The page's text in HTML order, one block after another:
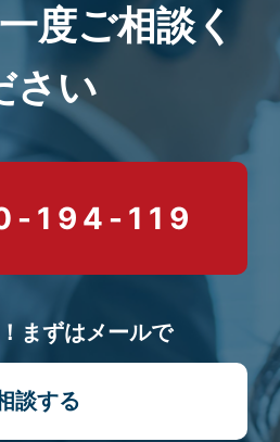
度ご相談く
さい
194-119
まずはメールで
談する